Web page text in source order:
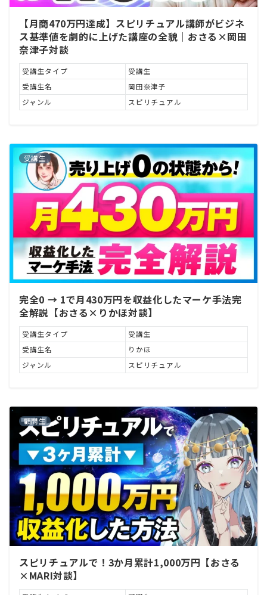
【月商470万円達成】スピリチュアル講師がビジネ
ス基準値を劇的に上げた講座の全貌｜おさる×岡田
奈津子対談
受講生タイプ
受講生
受講生名
岡田奈津子
ジャンル
スピリチュアル
受講生
完全0 → 1で月430万円を収益化したマーケ手法完
全解説【おさる×りかほ対談】
受講生タイプ
受講生
受講生名
りかほ
ジャンル
スピリチュアル
顧問生
スピリチュアルで！3か月累計1,000万円【おさる
×MARI対談】